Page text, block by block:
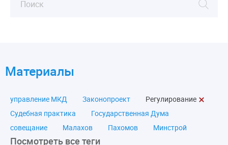
Материалы
управление МКД Законопроект
Регулирование
Судебная практика
Государственная Дума
совещание
Малахов Пахомов
Минстрой
ЛикбезЖКХ
ЖКХ
Строительная неделя
Посмотреть все теги